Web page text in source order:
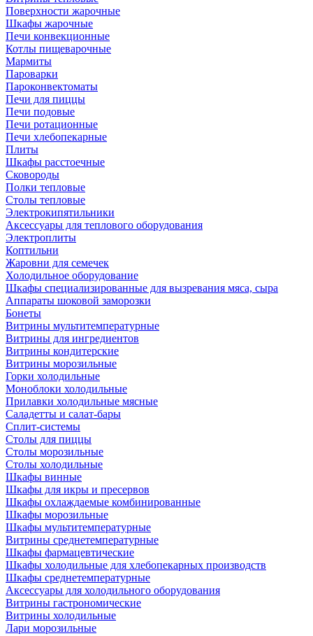
Поверхности жарочные
Шкафы жарочные
Печи конвекционные
Котлы пищеварочные
Мармиты
Пароварки
Пароконвектоматы
Печи для пиццы
Печи подовые
Печи ротационные
Печи хлебопекарные
Плиты
Шкафы расстоечные
Сковороды
Полки тепловые
Столы тепловые
Электрокипятильники
Аксессуары для теплового оборудования
Электроплиты
Коптильни
Жаровни для семечек
Холодильное оборудование
Шкафы специализированные для вызревания мяса, сыра
Аппараты шоковой заморозки
Бонеты
Витрины мультитемпературные
Витрины для ингредиентов
Витрины кондитерские
Витрины морозильные
Горки холодильные
Моноблоки холодильные
Прилавки холодильные мясные
Саладетты и салат-бары
Сплит-системы
Столы для пиццы
Столы морозильные
Столы холодильные
Шкафы винные
Шкафы для икры и пресервов
Шкафы охлаждаемые комбинированные
Шкафы морозильные
Шкафы мультитемпературные
Витрины среднетемпературные
Шкафы фармацевтические
Шкафы холодильные для хлебопекарных производств
Шкафы среднетемпературные
Аксессуары для холодильного оборудования
Витрины гастрономические
Витрины холодильные
Лари морозильные